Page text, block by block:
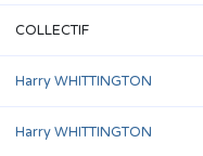
COLLECTIF
Harry WHITTINGTON
Harry WHITTINGTON